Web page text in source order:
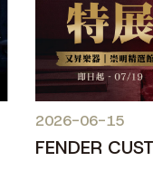
2026-06-15
FENDER